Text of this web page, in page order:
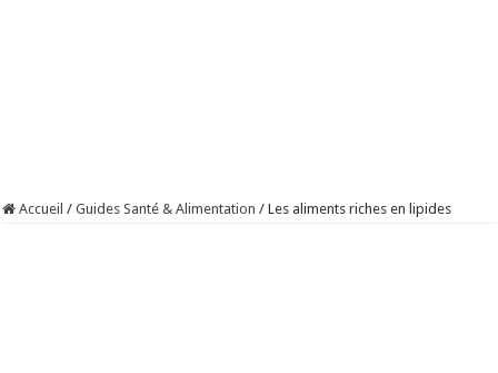
Accueil / Guides Santé & Alimentation / Les aliments riches en lipides